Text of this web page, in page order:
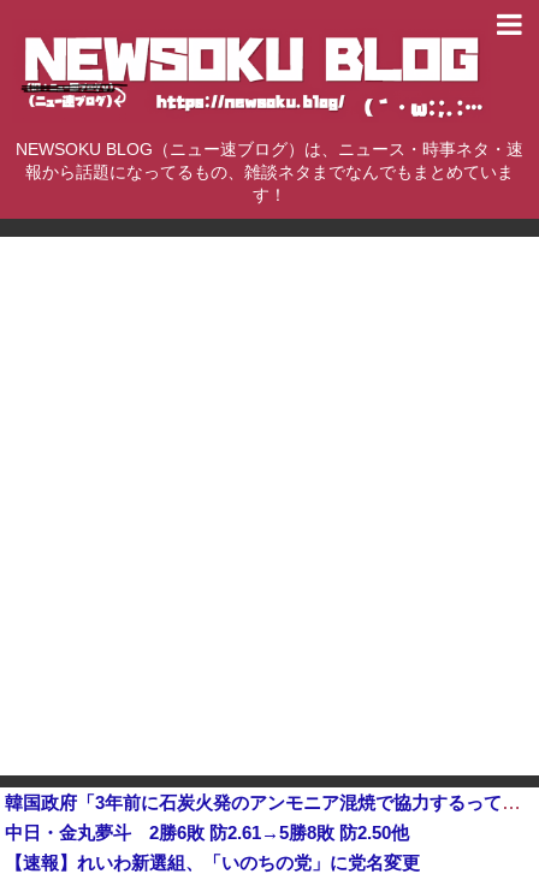
NEWSOKU BLOG（ニュー速ブログ）は、ニュース・時事ネタ・速
報から話題になってるもの、雑談ネタまでなんでもまとめていま
す！
韓国政府「3年前に石炭火発のアンモニア混焼で協力するっていったけどあれ取りやめな。政権変わったし」……韓国とまともな協力ができない理由、これなんですよね
中日・金丸夢斗 2勝6敗 防2.61→5勝8敗 防2.50他
【速報】れいわ新選組、「いのちの党」に党名変更